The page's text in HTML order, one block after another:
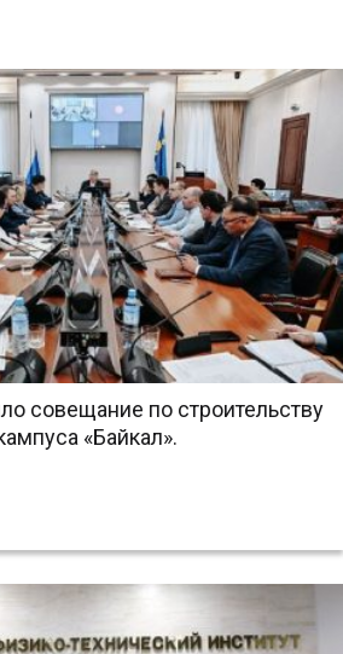
совещание по строительству
«Байкал».